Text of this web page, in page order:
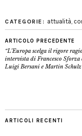
CATEGORIE: attualità,
ARTICOLO PRECEDENTE
“L’Europa scelga il rigore
intervista di Francesco Sforza
Luigi Bersani e Martin Schulz
ARTICOLI RECENTI